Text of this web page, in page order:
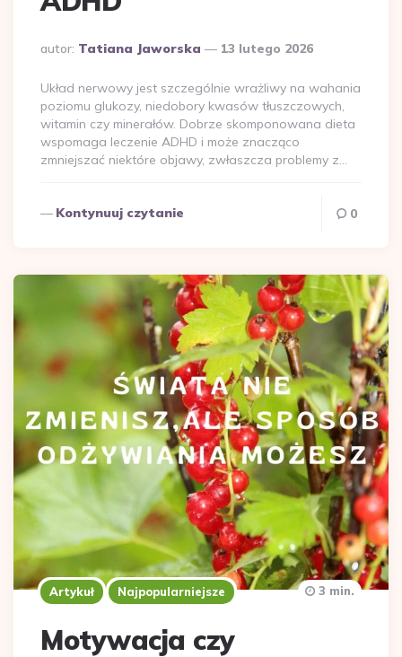
Dodane
autor: Tatiana Jaworska 13 lutego 2026
Układ nerwowy jest szczególnie wrażliwy na wahania
poziomu glukozy, niedobory kwasów tłuszczowych,
witamin czy minerałów. Dobrze skomponowana dieta
wspomaga leczenie ADHD i może znacząco
zmniejszać niektóre objawy, zwłaszcza problemy z…
Kontynuuj czytanie 0
Artykuł Najpopularniejsze
Motywacja czy
3 min.